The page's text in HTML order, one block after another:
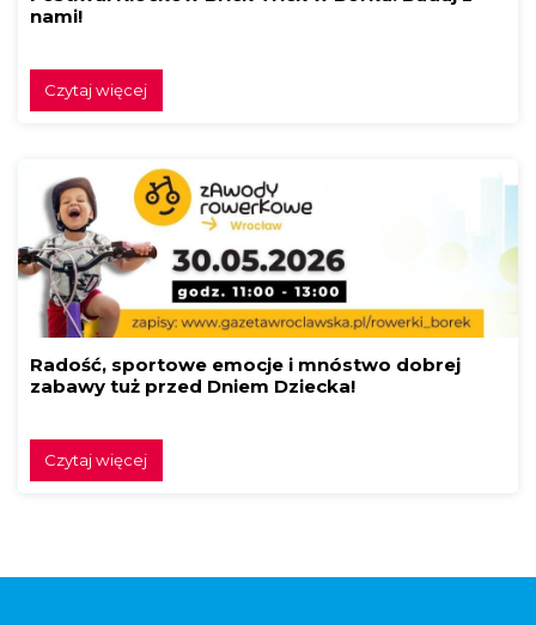
nami!
Czytaj więcej
Radość, sportowe emocje i mnóstwo dobrej
zabawy tuż przed Dniem Dziecka!
Czytaj więcej